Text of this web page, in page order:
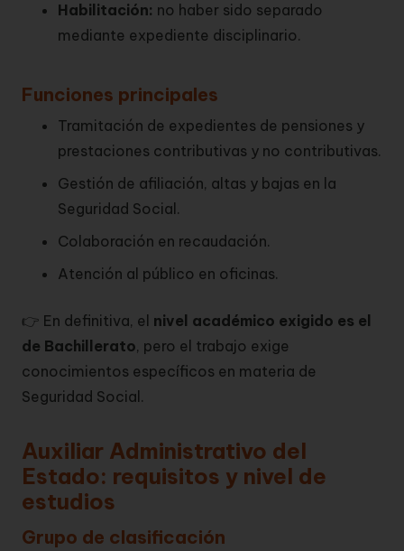
Habilitación: no haber sido separado
mediante expediente disciplinario.
Funciones principales
Tramitación de expedientes de pensiones y
prestaciones contributivas y no contributivas.
Gestión de afiliación, altas y bajas en la
Seguridad Social.
Colaboración en recaudación.
Atención al público en oficinas.
👉 En definitiva, el nivel académico exigido es el
de Bachillerato, pero el trabajo exige
conocimientos específicos en materia de
Seguridad Social.
Auxiliar Administrativo del
Estado: requisitos y nivel de
estudios
Grupo de clasificación